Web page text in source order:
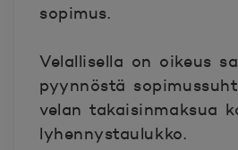
sopimus.
Velallisella on oikeus
pyynnöstä
velan takaisinmaksua
lyhennystaulukko.